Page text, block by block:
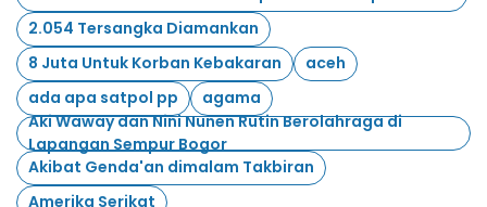
2.054 Tersangka Diamankan
8 Juta Untuk Korban Kebakaran
aceh
ada apa satpol pp
agama
Aki Waway dan Nini Nunen Rutin Berolahraga di
Lapangan Sempur Bogor
Akibat Genda'an dimalam Takbiran
Amerika Serikat